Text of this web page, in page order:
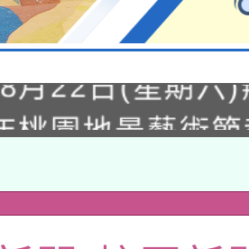
濟部水利署委託
研究院辦理「
優單位及節水達
孔廟祈福系列
桃園地景藝術
育部國民及學前